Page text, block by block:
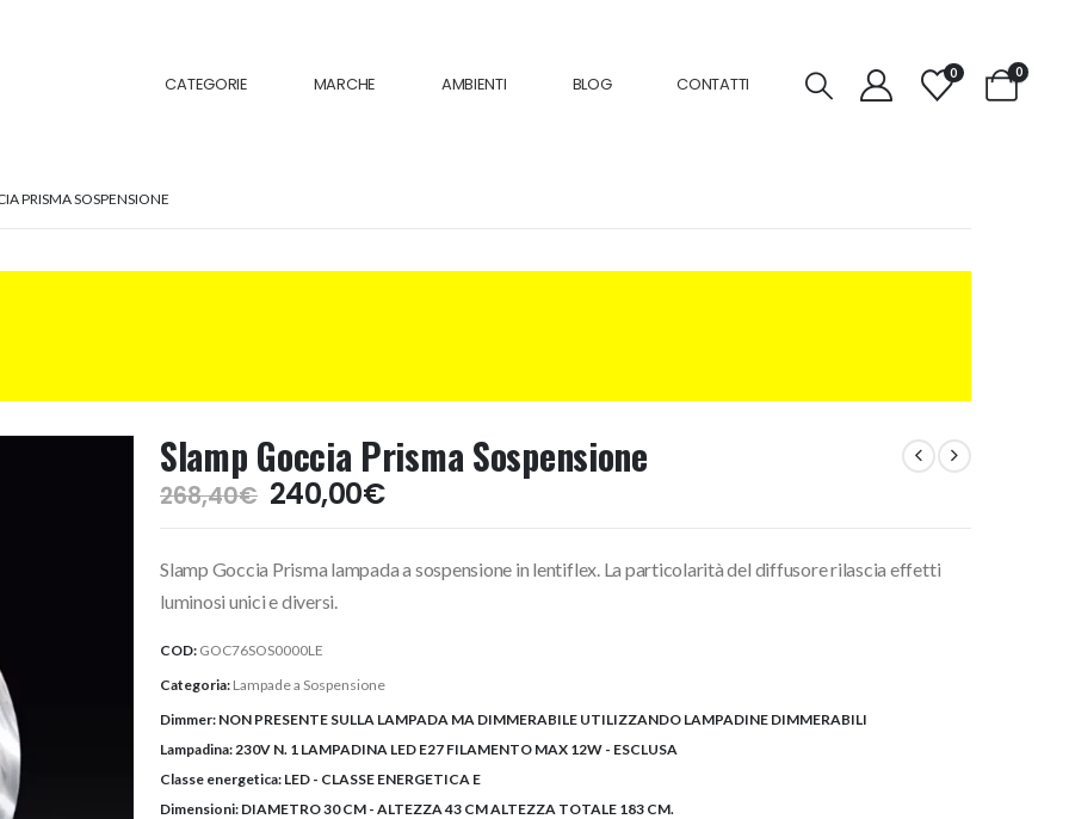
CATEGORIE MARCHE AMBIENTI BLOG CONTATTI
0 0
PRISMA SOSPENSIONE
Slamp Goccia Prisma Sospensione
268,40€ Il
prezzo
era:
268,40€.
240,00€Il
prezzo
è:
Slamp Goccia Prisma lampada a sospensione in lentiflex. La particolarità del diffusore rilascia effetti
luminosi unici e diversi.
COD: GOC76SOS0000LE
Categoria: Lampade a Sospensione
Dimmer: NON PRESENTE SULLA LAMPADA MA DIMMERABILE UTILIZZANDO LAMPADINE DIMMERABILI
Lampadina: 230V N. 1 LAMPADINA LED E27 FILAMENTO MAX 12W - ESCLUSA
Classe energetica: LED - CLASSE ENERGETICA E
Dimensioni: DIAMETRO 30 CM - ALTEZZA 43 CM ALTEZZA TOTALE 183 CM.